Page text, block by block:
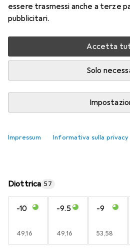
essere trasmessi anche a terze
pubblicitari.
Accetta
Solo
Impressum Informativa sulla privacy
Consegna tra lun, 17/8 e mer,
Più di 10 pezzi in stock presso
Aggiungi al
Diottrica 57
-10
EUR
49,16
-9.5
EUR
49,16
-9
EUR
53,58